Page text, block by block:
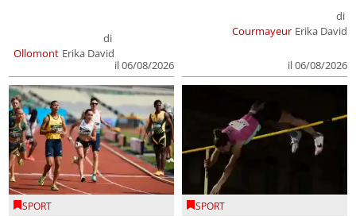
Ollomont
di
Erika David
il 06/08/2026
Courmayeur
di
Erika David
il 06/08/2026
SPORT SPORT